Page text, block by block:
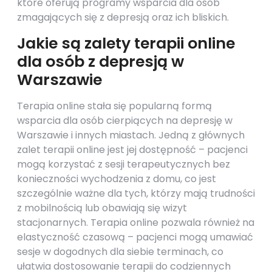
zmagających się z depresją oraz ich bliskich.
Jakie są zalety terapii online
dla osób z depresją w
Warszawie
Terapia online stała się popularną formą
wsparcia dla osób cierpiących na depresję w
Warszawie i innych miastach. Jedną z głównych
zalet terapii online jest jej dostępność – pacjenci
mogą korzystać z sesji terapeutycznych bez
konieczności wychodzenia z domu, co jest
szczególnie ważne dla tych, którzy mają trudności
z mobilnością lub obawiają się wizyt
stacjonarnych. Terapia online pozwala również na
elastyczność czasową – pacjenci mogą umawiać
sesje w dogodnych dla siebie terminach, co
ułatwia dostosowanie terapii do codziennych